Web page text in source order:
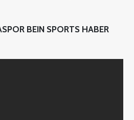
BEIN SPORTS HABER